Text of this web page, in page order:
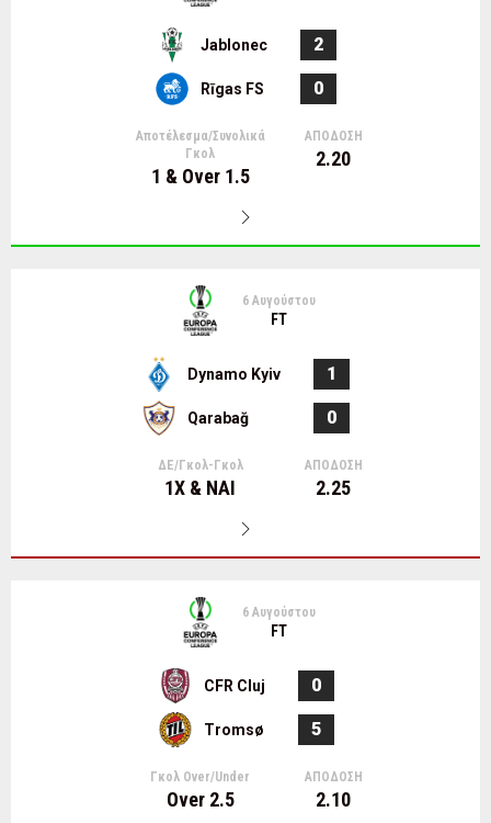
Jablonec
Rīgas FS
2
0
Αποτέλεσμα/Συνολικά
Γκολ
1 & Over 1.5
ΑΠΟΔΟΣΗ
2.20
6 Αυγούστου
FT
Dynamo Kyiv
Qarabağ
1
0
ΔΕ/Γκολ-Γκολ
1Χ & ΝΑΙ
ΑΠΟΔΟΣΗ
2.25
6 Αυγούστου
FT
CFR Cluj
Tromsø
0
5
Γκολ Over/Under
Over 2.5
ΑΠΟΔΟΣΗ
2.10